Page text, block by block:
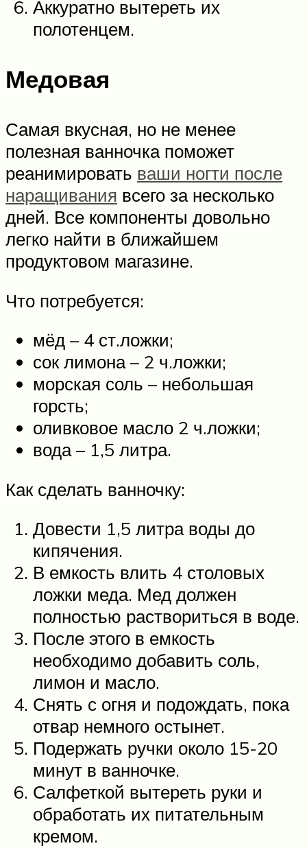
Аккуратно вытереть их
полотенцем.
Медовая
Самая вкусная, но не менее
полезная ванночка поможет
реанимировать ваши ногти после
наращивания всего за несколько
дней. Все компоненты довольно
легко найти в ближайшем
продуктовом магазине.
Что потребуется:
мёд – 4 ст.ложки;
сок лимона – 2 ч.ложки;
морская соль – небольшая
горсть;
оливковое масло 2 ч.ложки;
вода – 1,5 литра.
Как сделать ванночку:
Довести 1,5 литра воды до
кипячения.
В емкость влить 4 столовых
ложки меда. Мед должен
полностью раствориться в воде.
После этого в емкость
необходимо добавить соль,
лимон и масло.
Снять с огня и подождать, пока
отвар немного остынет.
Подержать ручки около 15-20
минут в ванночке.
Салфеткой вытереть руки и
обработать их питательным
кремом.